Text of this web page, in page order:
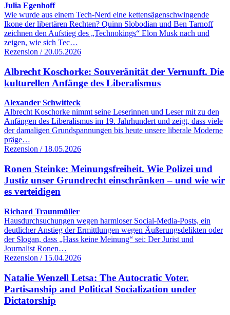
Julia Egenhoff
Wie wurde aus einem Tech-Nerd eine kettensägenschwingende
Ikone der libertären Rechten? Quinn Slobodian und Ben Tarnoff
zeichnen den Aufstieg des „Technokings“ Elon Musk nach und
zeigen, wie sich Tec…
Rezension / 20.05.2026
Albrecht Koschorke: Souveränität der Vernunft. Die
kulturellen Anfänge des Liberalismus
Alexander Schwitteck
Albrecht Koschorke nimmt seine Leserinnen und Leser mit zu den
Anfängen des Liberalismus im 19. Jahrhundert und zeigt, dass viele
der damaligen Grundspannungen bis heute unsere liberale Moderne
präge…
Rezension / 18.05.2026
Ronen Steinke: Meinungsfreiheit. Wie Polizei und
Justiz unser Grundrecht einschränken – und wie wir
es verteidigen
Richard Traunmüller
Hausdurchsuchungen wegen harmloser Social-Media-Posts, ein
deutlicher Anstieg der Ermittlungen wegen Äußerungsdelikten oder
der Slogan, dass „Hass keine Meinung“ sei: Der Jurist und
Journalist Ronen…
Rezension / 15.04.2026
Natalie Wenzell Letsa: The Autocratic Voter.
Partisanship and Political Socialization under
Dictatorship